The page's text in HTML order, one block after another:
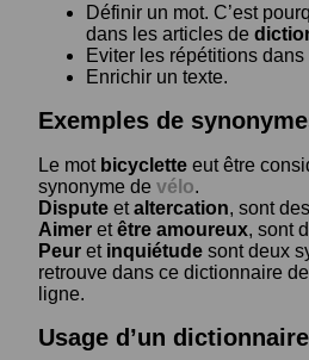
Définir un mot. C’est
dans les articles de
Eviter les répétitions dans
Enrichir un texte.
Exemples de
Le mot bicyclette eut être
synonyme de vélo.
Dispute etaltercation, sont
Aimer etêtre amoureux, sont
Peur et inquiétude sont deux
retrouve dans ce dictionnaire
ligne.
Usage d’un